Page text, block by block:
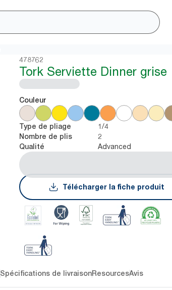
478762
Tork Serviette Dinner grise
Couleur
Type de pliage 1/4
Nombre de plis 2
Qualité Advanced
Télécharger la fiche produit
Spécifications de livraisonResourcesAvis